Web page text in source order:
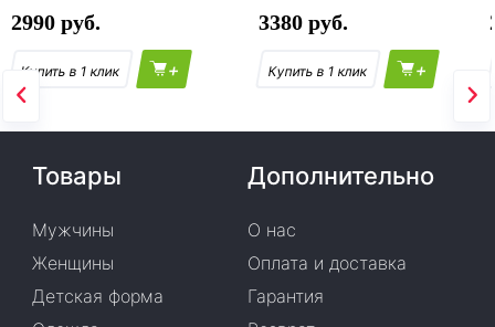
2990
+
3380
+
Товары
Мужчины
Женщины
Детская форма
Дополнительно
О нас
Оплата и доставка
Гарантия